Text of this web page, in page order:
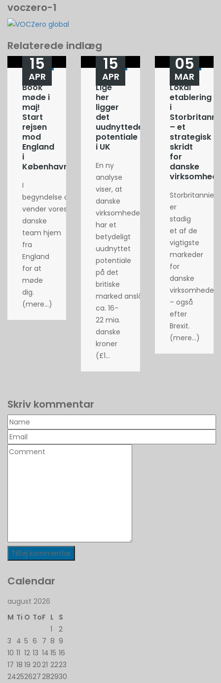
voczero-1
Relaterede indlæg
Book
møde i
maj!
Start
rejsen
mod
England
i
København
15
APR
I
begyndelse af maj
vender vores
danske
team hjem
fra
England
for at
møde
dig.
(mere…)
Lige
her
ligger
det
uudnyttede
potentiale
i UK
15
APR
En ny
analyse
viser, at
danske
virksomheder
har et
betydeligt
uudnyttet
potentiale
på det
britiske
marked anslået til
ca. 16-
22 mia.
danske
kroner
(£1...
Lokal
etablering
i
– et
strategisk
skridt
for
danske
05
MAR
Storbritannien
er
stadig
et af de
vigtigste
markeder
for
danske
virksomheder
– også
efter
Brexit.
(mere…)
Skriv kommentar
Calendar
august 2026
M Ti O ToF L S
1
2
3 4 5 6 7 8 9
10 11 12 13 14 15 16
17 18 19 2021 2223
24252627282930